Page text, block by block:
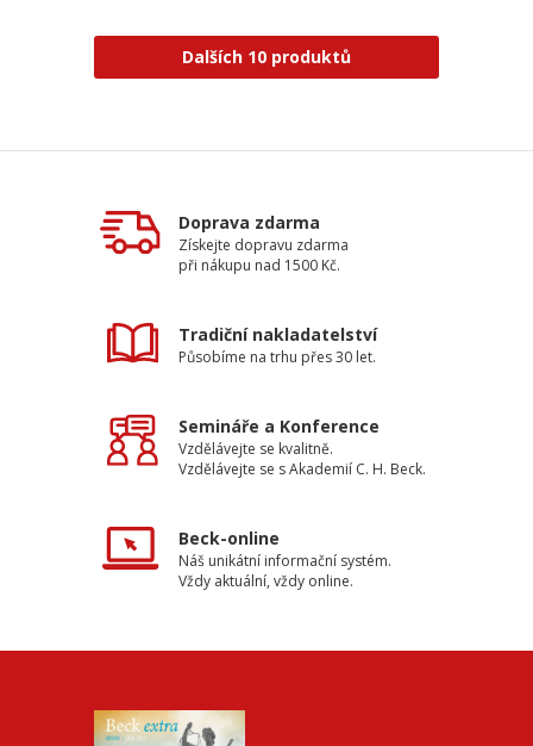
Dalších 10 produktů
Doprava zdarma
Získejte dopravu zdarma
při nákupu nad 1500 Kč.
Tradiční nakladatelství
Působíme na trhu přes 30 let.
Semináře a Konference
Vzdělávejte se kvalitně.
Vzdělávejte se s Akademií C. H. Beck.
Beck-online
Náš unikátní informační systém.
Vždy aktuální, vždy online.